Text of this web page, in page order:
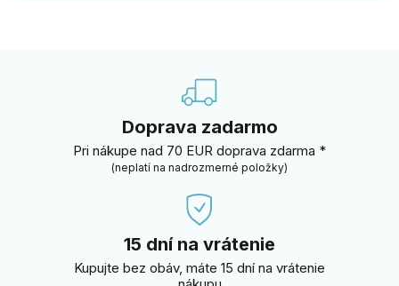
Doprava zadarmo
Pri nákupe nad 70 EUR doprava zdarma *
(neplatí na nadrozmerné položky)
15 dní na vrátenie
Kupujte bez obáv, máte 15 dní na vrátenie